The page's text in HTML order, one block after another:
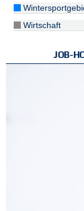
Wirtschaft
JOB-